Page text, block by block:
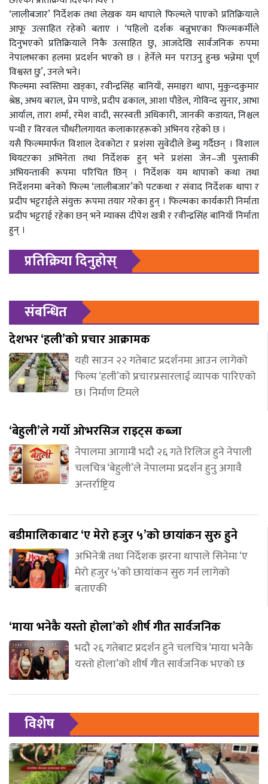
‘लालीबजार’ निर्देशक तथा लेखक यम थापाले फिल्मले पाएको प्रतिक्रियाले
आफू उत्साहित रहेको बताए । ‘पहिलो दर्शक बन्नुभएका फिल्मकर्मीले
दिनुभएको प्रतिक्रियाले निकै उत्साहित छु, आजदेखि सार्वजनिक रुपमा
नेपालभरका हलमा प्रदर्शन भएको छ । हेर्नेले मन पराउनु हुन्छ भन्नेमा पूर्ण
विश्वस्त छु’, उनले भने।
फिल्ममा स्वस्तिमा खड्का, रवीन्द्रसिंह बानियाँ, समाइरा थापा, मुकुन्दकुमार
श्रेष्ठ, अभय बराल, प्रेम पाण्डे, प्रदीप ढकाल, आशा पौडेल, गोविन्द सुनार, आभा
आर्याल, तारा शर्मा, रमेश वादी, सरस्वती अधिकारी, जानकी कडायत, निश्चल
पन्थी र विरवल चौधरीलगायत कलाकारहरूको अभिनय रहेको छ ।
यसै फिल्ममार्फत विशाल देवकोटा र प्रशंसा सुवेदीले डेब्यु गर्दैछन् । विशाल
थियटरका अभिनेता तथा निर्देशक हुन् भने प्रशंसा जेन–जी पुस्ताकी
अभियन्ताकी रूपमा परिचित छिन् । निर्देशक यम थापाको कथा तथा
निर्देशनमा बनेको फिल्म ‘लालीबजार’को पटकथा र संवाद निर्देशक थापा र
प्रदीप भट्टराईले संयुक्त रूपमा तयार गरेका हुन् । फिल्मका कार्यकारी निर्माता
प्रदीप भट्टराई रहेका छन् भने म्याक्स दीपेश खत्री र रवीन्द्रसिंह बानियाँ निर्माता
हुन् ।
प्रतिक्रिया दिनुहोस्
संबन्धित
देशभर ‘हली’को प्रचार आक्रामक
यही साउन २२ गतेबाट प्रदर्शनमा आउन लागेको
फिल्म ‘हली’को प्रचारप्रसारलाई व्यापक पारिएको
छ। निर्माण टिमले
‘बेहुली’ले गर्यो ओभरसिज राइट्स कब्जा
नेपालमा आगामी भदौ २६ गते रिलिज हुने नेपाली
चलचित्र ‘बेहुली’ले नेपालमा प्रदर्शन हुनु अगावै
अन्तर्राष्ट्रिय
बडीमालिकाबाट ‘ए मेरो हजुर ५’को छायांकन सुरु हुने
अभिनेत्री तथा निर्देशक झरना थापाले सिनेमा ‘ए
मेरो हजुर ५’को छायांकन सुरु गर्न लागेको
बताएकी
‘माया भनेकै यस्तो होला’को शीर्ष गीत सार्वजनिक
भदौ २६ गतेबाट प्रदर्शन हुने चलचित्र ‘माया भनेकै
यस्तो होला’को शीर्ष गीत सार्वजनिक भएको छ
विशेष